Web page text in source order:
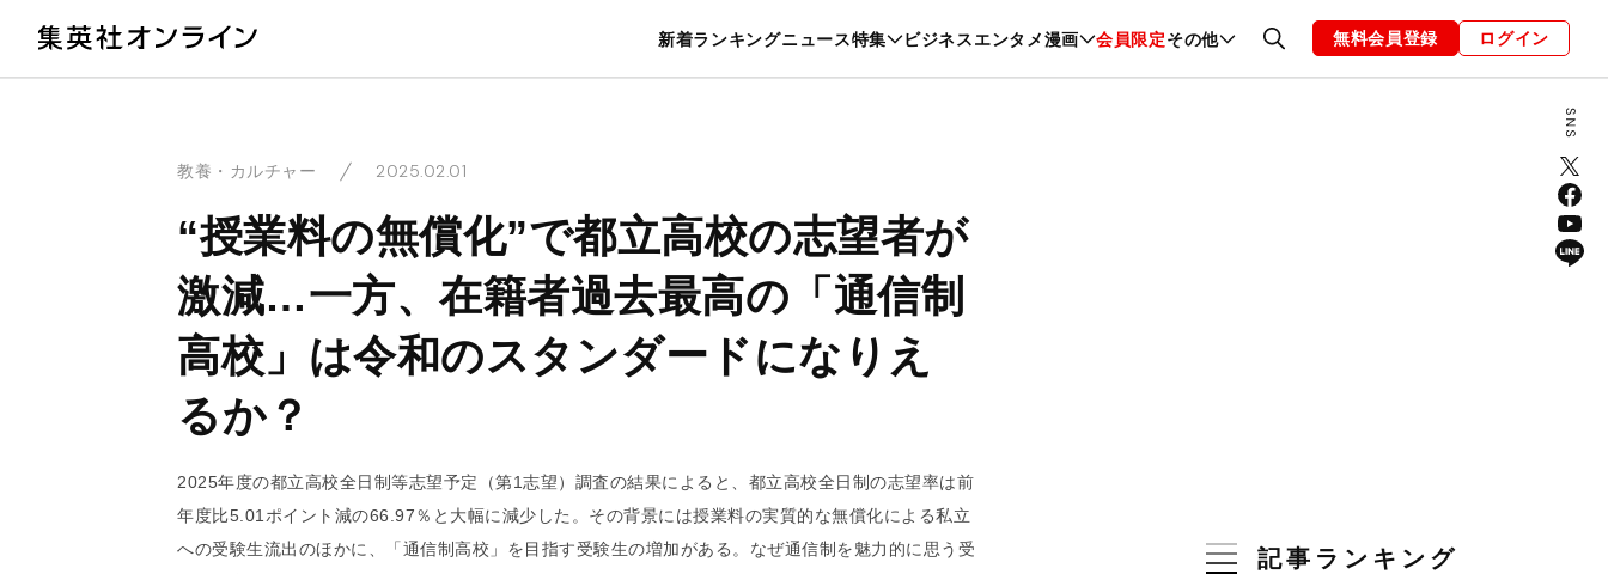
新着ランキングニュース特集 ビジネスエンタメ漫画 会員限定その他
暮らし スポーツ ヘルスケア 美容 グルメ ファッション 恋愛・結婚 編集部 お知らせ
無料会員登録 ログイン
教養・カルチャー 2025.02.01
“授業料の無償化”で都立高校の志望者が
激減…一方、在籍者過去最高の「通信制
高校」は令和のスタンダードになりえ
るか？
2025年度の都立高校全日制等志望予定（第1志望）調査の結果によると、都立高校全日制の志望率は前
年度比5.01ポイント減の66.97％と大幅に減少した。その背景には授業料の実質的な無償化による私立
への受験生流出のほかに、「通信制高校」を目指す受験生の増加がある。なぜ通信制を魅力的に思う受
記事ランキング